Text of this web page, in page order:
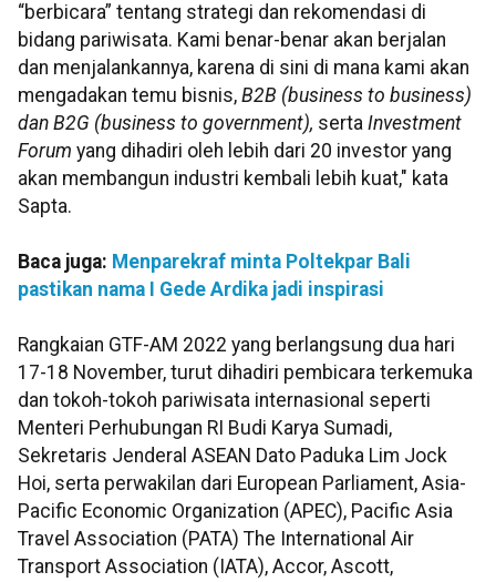
“berbicara” tentang strategi dan rekomendasi di
bidang pariwisata. Kami benar-benar akan berjalan
dan menjalankannya, karena di sini di mana kami akan
mengadakan temu bisnis, B2B (business to business)
dan B2G (business to government), serta Investment
Forum yang dihadiri oleh lebih dari 20 investor yang
akan membangun industri kembali lebih kuat," kata
Sapta.
Baca juga: Menparekraf minta Poltekpar Bali
pastikan nama I Gede Ardika jadi inspirasi
Rangkaian GTF-AM 2022 yang berlangsung dua hari
17-18 November, turut dihadiri pembicara terkemuka
dan tokoh-tokoh pariwisata internasional seperti
Menteri Perhubungan RI Budi Karya Sumadi,
Sekretaris Jenderal ASEAN Dato Paduka Lim Jock
Hoi, serta perwakilan dari European Parliament, Asia-
Pacific Economic Organization (APEC), Pacific Asia
Travel Association (PATA) The International Air
Transport Association (IATA), Accor, Ascott,